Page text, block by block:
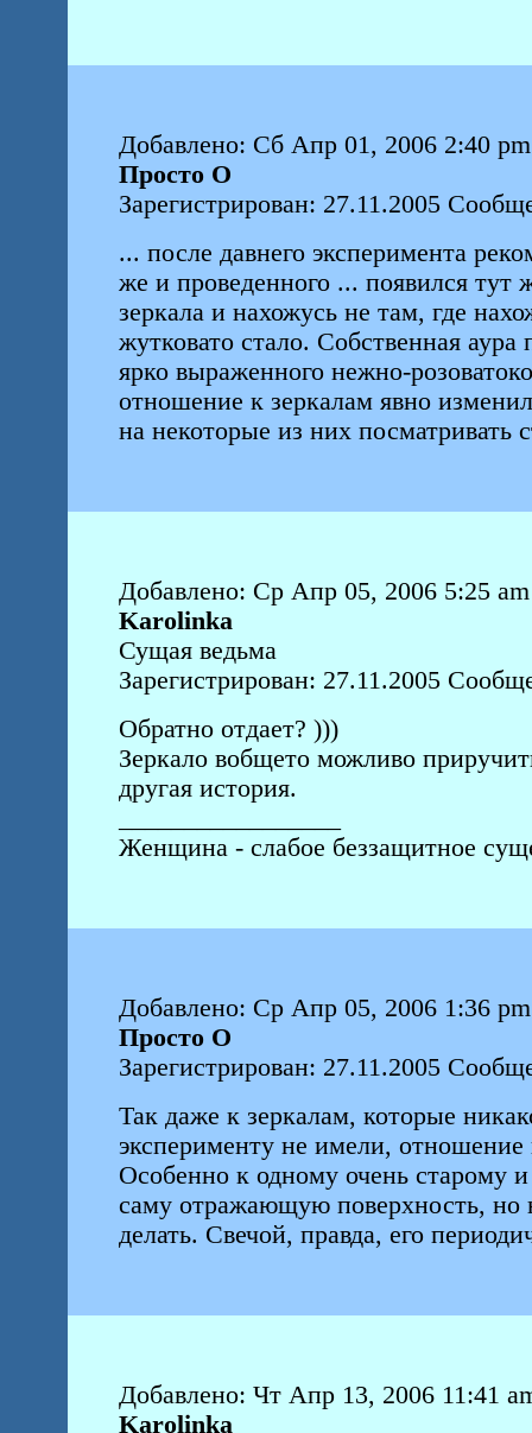
Добавлено: Сб Апр 01, 2006 2:40 pm
Просто О
Зарегистрирован: 27.11.2005
... после давнего эксперимента
же и проведенного ... появился тут
зеркала и нахожусь не там, где
жутковато стало. Собственная аура
ярко выраженного нежно-
отношение к зеркалам явно
на некоторые из них посматривать
Добавлено: Ср Апр 05, 2006 5:25 am
Karolinka
Сущая ведьма
Зарегистрирован: 27.11.2005
Обратно отдает? )))
Зеркало вобщето можливо
другая история.
Женщина - слабое беззащитное
Добавлено: Ср Апр 05, 2006 1:36 pm
Просто О
Зарегистрирован: 27.11.2005
Так даже к зеркалам, которые
эксперименту не имели,
Особенно к одному очень старому
саму отражающую поверхность, но
делать. Свечой, правда, его
Добавлено: Чт Апр 13, 2006 11:41
Karolinka